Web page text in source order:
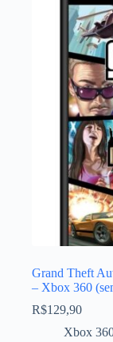
Grand Theft
– Xbox 360
R$129,90
Xbox